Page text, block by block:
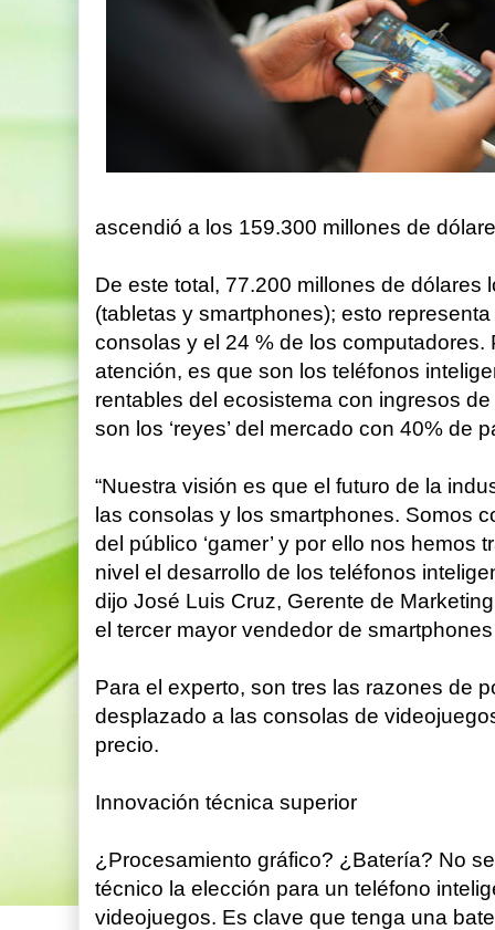
ascendió a los 159.300 millones de
De este total, 77.200 millones de dólares
(tabletas y smartphones); esto
consolas y el 24 % de los computadores.
atención, es que son los teléfonos
rentables del ecosistema con ingresos
son los ‘reyes’ del mercado con 40% de
“Nuestra visión es que el futuro de la
las consolas y los smartphones. Somos
del público ‘gamer’ y por ello nos
nivel el desarrollo de los teléfonos
dijo José Luis Cruz, Gerente de
el tercer mayor vendedor de
Para el experto, son tres las razones de
desplazado a las consolas de
precio.
Innovación técnica superior
¿Procesamiento gráfico? ¿Batería? No
técnico la elección para un teléfono
videojuegos. Es clave que tenga una